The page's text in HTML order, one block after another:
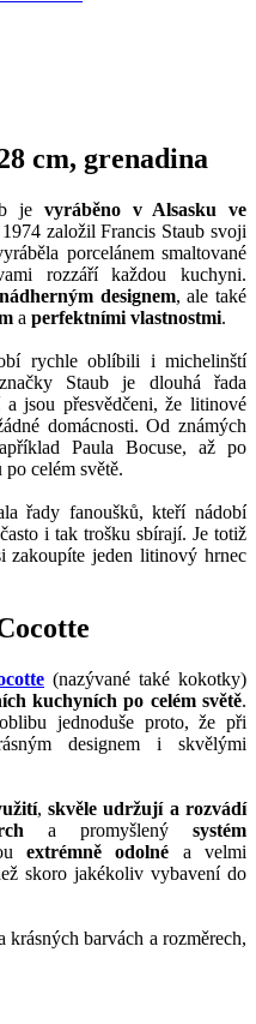
cm, grenadina
je vyráběno v Alsasku ve
založil Francis Staub svoji
porcelánem smaltované
rozzáří každou kuchyni.
nádherným designem, ale také
a perfektními vlastnostmi.
rychle oblíbili i michelinští
Staub je dlouhá řada
jsou přesvědčeni, že litinové
domácnosti. Od známých
Paula Bocuse, až po
celém světě.
řady fanoušků, kteří nádobí
i tak trošku sbírají. Je totiž
zakoupíte jeden litinový hrnec
(nazývané také kokotky)
kuchyních po celém světě.
jednoduše proto, že při
designem i skvělými
, skvěle udržují a rozvádí
a promyšlenýsystém
extrémně odolné a velmi
skoro jakékoliv vybavení do
barvách a rozměrech,